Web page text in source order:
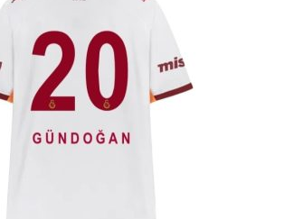
alternativen
kan
väljas